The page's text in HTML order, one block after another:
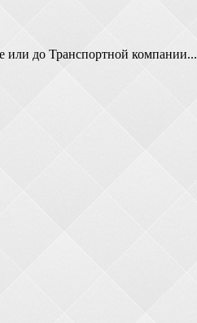
или до Транспортной компании...